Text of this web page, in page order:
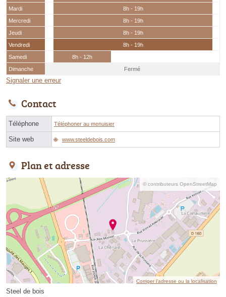
Mardi
8h - 19h
Mercredi
8h - 19h
Jeudi
8h - 19h
Vendredi
8h - 19h
Samedi
8h - 12h
Dimanche
Fermé
Signaler une erreur
Contact
Téléphone Téléphoner au menuisier
Site web www.steeldebois.com
Plan et adresse
© contributeurs OpenStreetMap
Corriger l’adresse ou la localisation
Steel de bois